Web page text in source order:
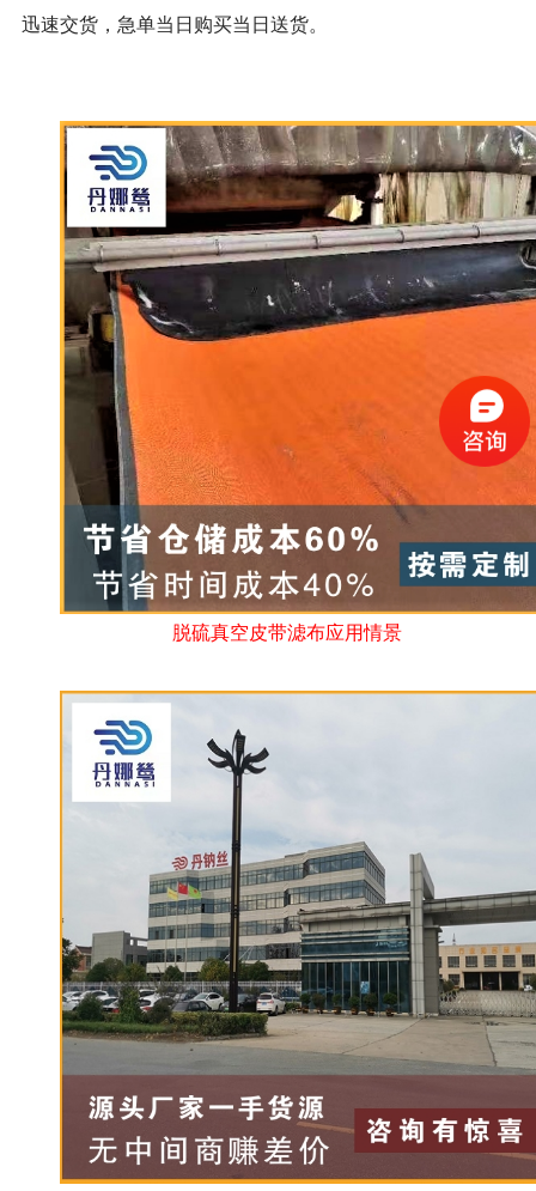
迅速交货，急单当日购买当日送货。
脱硫真空皮带滤布应用情景